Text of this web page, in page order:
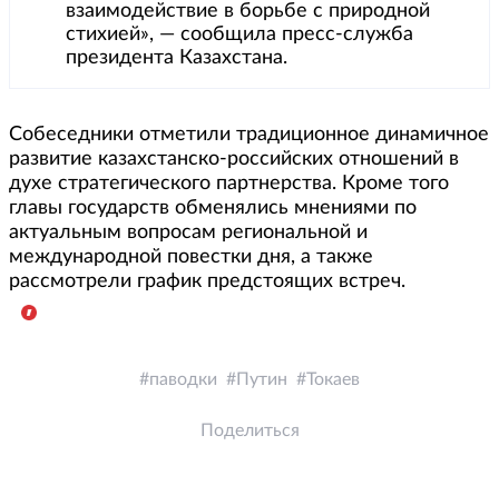
взаимодействие в борьбе с природной
стихией», — сообщила пресс-служба
президента Казахстана.
Собеседники отметили традиционное динамичное
развитие казахстанско-российских отношений в
духе стратегического партнерства. Кроме того
главы государств обменялись мнениями по
актуальным вопросам региональной и
международной повестки дня, а также
рассмотрели график предстоящих встреч.
паводки Путин Токаев
Поделиться